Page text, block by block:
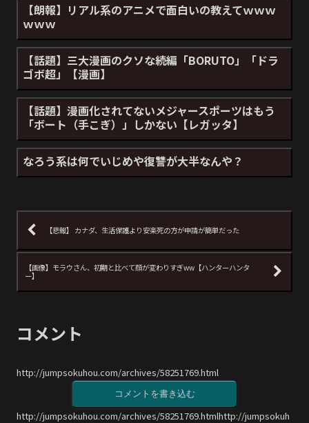
【朗報】リアル系のアニメで面白いの教えてｗｗｗ
ｗｗｗ
【話題】三大漫画のクソな続編「BORUTO」「ドラ
ゴボ超」【漫画】
【話題】漫画化されてないメジャースポーツはもう
「ボート（手こぎ）」しかない【レガッタ】
なろう系は何でいじめや復讐が大半なんや？
【悲報】 カナダ、生活保護より安楽死の方が申請が簡単だった
【画像】モラウさん、初期と比べて顔が変わりすぎww【ハンターハンタ
ー】
コメント
http://jumpsokuhou.com/archives/58251769.html
コメントを書き込む
http://jumpsokuhou.com/archives/58251769.htmlhttp://jumpsokuh